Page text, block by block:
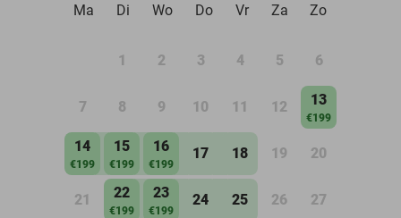
Ma
Di Wo Do Vr Za Zo
1 2 3 4 5 6
7 8 9 10 11 12 13
€199
14
€199
15
€199
16
€199
17 18 19 20
21 22
€199
23
€199
24 25 26 27